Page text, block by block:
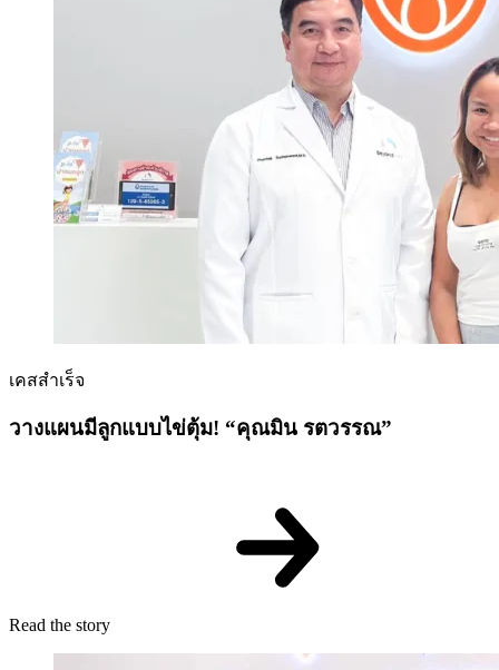
เคสสำเร็จ
วางแผนมีลูกแบบไข่ตุ้ม! “คุณมิน รตวรรณ”
Read the story